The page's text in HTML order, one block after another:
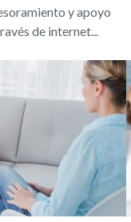
y apoyo
de internet...